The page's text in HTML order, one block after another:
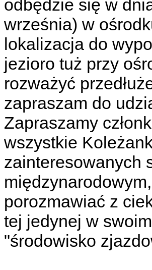
odbędzie się w
września) w
lokalizacja do
jezioro tuż przy
rozważyć
zapraszam do
Zapraszamy
wszystkie
zainteresowanych
porozmawiać z
tej jedynej w
"środowisko